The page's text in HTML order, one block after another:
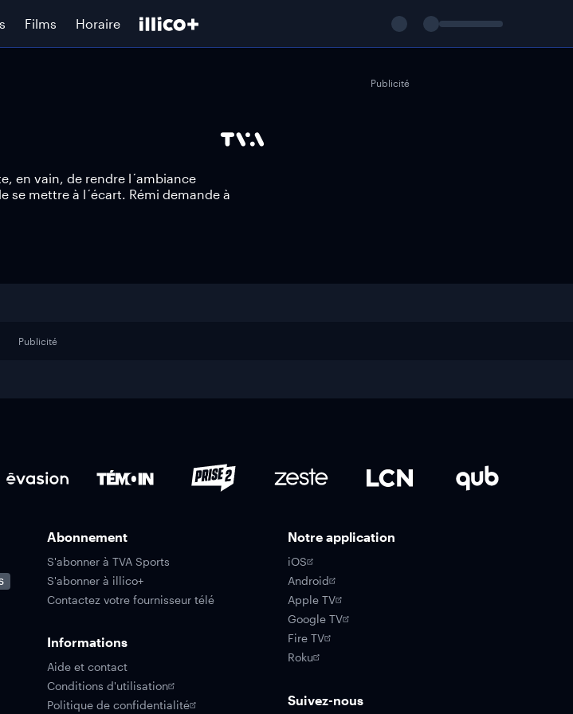
Films Horaire
en vain, de rendre l´ambiance
se mettre à l´écart. Rémi demande à
Publicité
Publicité
Abonnement
S'abonner à TVA Sports
S'abonner à illico+
Contactez votre fournisseur télé
Informations
Aide et contact
Conditions d'utilisation
Politique de confidentialité
Notre application
iOS
Android
Apple TV
Google TV
Fire TV
Roku
Suivez-nous